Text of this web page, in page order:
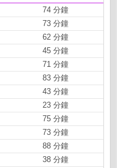
74 分鐘
73 分鐘
62 分鐘
45 分鐘
71 分鐘
83 分鐘
43 分鐘
23 分鐘
75 分鐘
73 分鐘
88 分鐘
38 分鐘